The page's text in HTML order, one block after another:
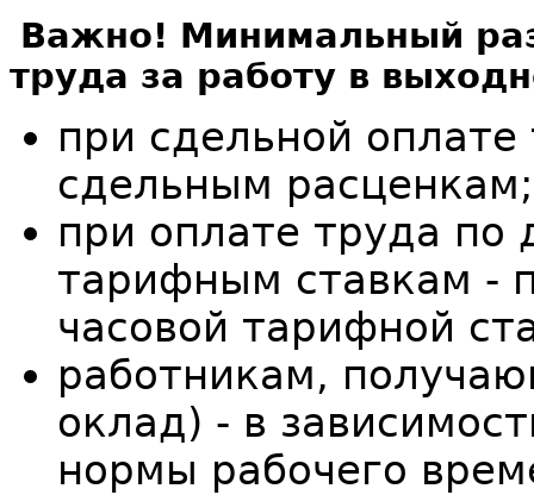
Важно! Минимальный
труда за работу в
при сдельной
сдельным расценкам;
при оплате труда
тарифным ставкам -
часовой тарифной
работникам,
оклад) - в
нормы рабочего